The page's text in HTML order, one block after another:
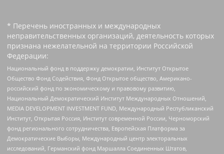
* Перечень иностранных и международных
неправительственных организаций, деятельность которых
признана нежелательной на территории Российской
Федерации:
Национальный фонд в поддержку демократии, Институт Открытое
Общество Фонд Содействия, Фонд Открытое общество, Американо-
российский фонд по экономическому и правовому развитию,
Национальный Демократический Институт Международных Отношений,
MEDIA DEVELOPMENT INVESTMENT FUND, Международный Республиканский
Институт, Открытая Россия, Институт современной России, Черноморский
фонд регионального сотрудничества, Европейская Платформа за
Демократические Выборы, Международный центр электоральных
исследований, Германский фонд Маршалла Соединенных Штатов,